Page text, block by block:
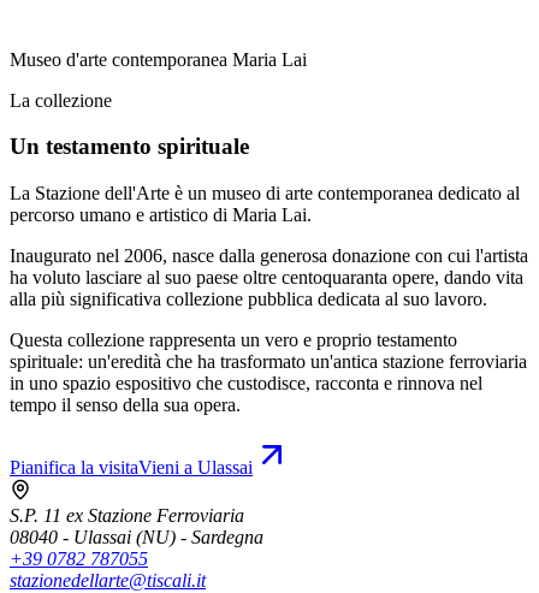
Museo d'arte contemporanea Maria Lai
La collezione
Un testamento spirituale
La Stazione dell'Arte è un museo di arte contemporanea dedicato al
percorso umano e artistico di Maria Lai.
Inaugurato nel 2006, nasce dalla generosa donazione con cui l'artista
ha voluto lasciare al suo paese oltre centoquaranta opere, dando vita
alla più significativa collezione pubblica dedicata al suo lavoro.
Questa collezione rappresenta un vero e proprio testamento
spirituale: un'eredità che ha trasformato un'antica stazione ferroviaria
in uno spazio espositivo che custodisce, racconta e rinnova nel
tempo il senso della sua opera.
Pianifica la visitaVieni a Ulassai
S.P. 11 ex Stazione Ferroviaria
08040 - Ulassai (NU) - Sardegna
+39 0782 787055
stazionedellarte@tiscali.it